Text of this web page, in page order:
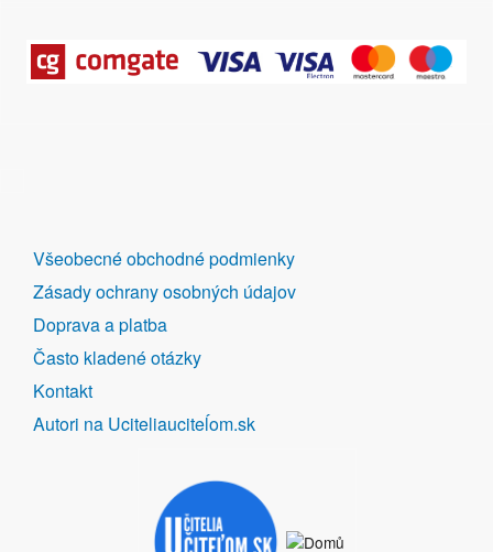
DALŠÍ
ODKAZY
Všeobecné obchodné podmienky
Zásady ochrany osobných údajov
Doprava a platba
Často kladené otázky
Kontakt
Autori na Uciteliauciteĺom.sk